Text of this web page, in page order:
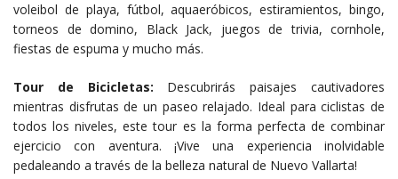
voleibol de playa, fútbol, aquaeróbicos, estiramientos, bingo,
torneos de domino, Black Jack, juegos de trivia, cornhole,
fiestas de espuma y mucho más.
Tour de Bicicletas: Descubrirás paisajes cautivadores
mientras disfrutas de un paseo relajado. Ideal para ciclistas de
todos los niveles, este tour es la forma perfecta de combinar
ejercicio con aventura. ¡Vive una experiencia inolvidable
pedaleando a través de la belleza natural de Nuevo Vallarta!